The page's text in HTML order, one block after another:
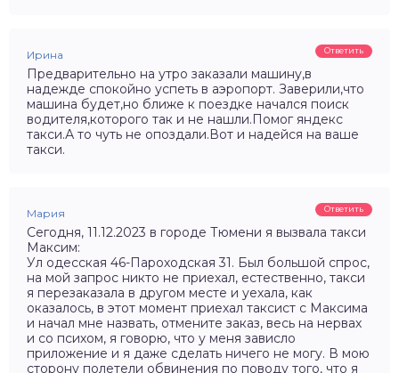
Ирина Ответить
Предварительно на утро заказали машину,в
надежде спокойно успеть в аэропорт. Заверили,что
машина будет,но ближе к поездке начался поиск
водителя,которого так и не нашли.Помог яндекс
такси.А то чуть не опоздали.Вот и надейся на ваше
такси.
Мария Ответить
Сегодня, 11.12.2023 в городе Тюмени я вызвала такси
Максим:
Ул одесская 46-Пароходская 31. Был большой спрос,
на мой запрос никто не приехал, естественно, такси
я перезаказала в другом месте и уехала, как
оказалось, в этот момент приехал таксист с Максима
и начал мне назвать, отмените заказ, весь на нервах
и со психом, я говорю, что у меня зависло
приложение и я даже сделать ничего не могу. В мою
сторону полетели обвинения по поводу того, что я